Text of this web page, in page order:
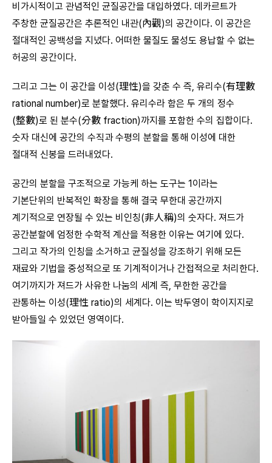
비가시적이고 관념적인 균질공간을 대입하였다. 데카르트가
주창한 균질공간은 추론적인 내관(內觀)의 공간이다. 이 공간은
절대적인 공백성을 지녔다. 어떠한 물질도 물성도 용납할 수 없는
허공의 공간이다.
그리고 그는 이 공간을 이성(理性)을 갖춘 수 즉, 유리수(有理數
rational number)로 분할했다. 유리수라 함은 두 개의 정수
(整數)로 된 분수(分數 fraction)까지를 포함한 수의 집합이다.
숫자 대신에 공간의 수직과 수평의 분할을 통해 이성에 대한
절대적 신봉을 드러내었다.
공간의 분할을 구조적으로 가능케 하는 도구는 1이라는
기본단위의 반복적인 확장을 통해 결국 무한대 공간까지
계기적으로 연장될 수 있는 비인칭(非人稱)의 숫자다. 져드가
공간분할에 엄정한 수학적 계산을 적용한 이유는 여기에 있다.
그리고 작가의 인칭을 소거하고 균질성을 강조하기 위해 모든
재료와 기법을 중성적으로 또 기계적이거나 간접적으로 처리한다.
여기까지가 져드가 사유한 나눔의 세계 즉, 무한한 공간을
관통하는 이성(理性 ratio)의 세계다. 이는 박두영이 학이지지로
받아들일 수 있었던 영역이다.